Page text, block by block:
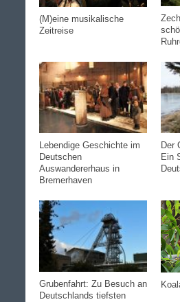
(M)eine musikalische
Zeitreise
Lebendige Geschichte im
Deutschen
Auswandererhaus in
Bremerhaven
Der
Ein
Grubenfahrt: Zu Besuch an
Deutschlands tiefsten